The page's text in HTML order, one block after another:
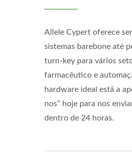
Allele Cypert oferece
sistemas barebone até
turn-key para vários
farmacêutico e
hardware ideal está a
nos” hoje para nos
dentro de 24 horas.